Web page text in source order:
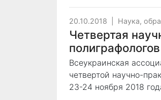
20.10.2018 Наука,
Четвертая
полиграфологов
Всеукраинская
четвертой научно-
23-24 ноября 2018